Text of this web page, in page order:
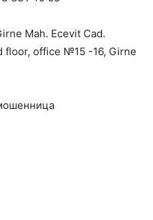
Mah. Ecevit Cad.
floor, office №15 -16, Girne